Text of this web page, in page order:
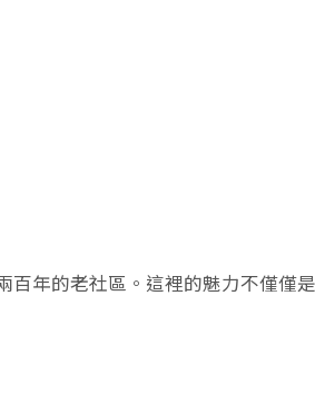
年的老社區。這裡的魅力不僅僅